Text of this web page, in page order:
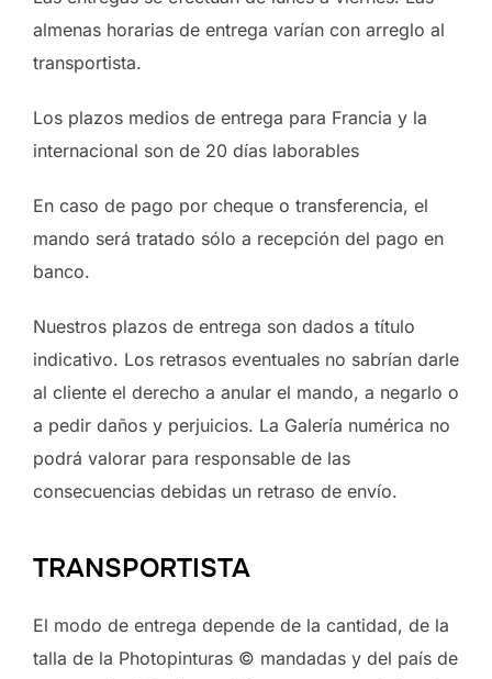
almenas horarias de entrega varían con arreglo al
transportista.
Los plazos medios de entrega para Francia y la
internacional son de 20 días laborables
En caso de pago por cheque o transferencia, el
mando será tratado sólo a recepción del pago en
banco.
Nuestros plazos de entrega son dados a título
indicativo. Los retrasos eventuales no sabrían darle
al cliente el derecho a anular el mando, a negarlo o
a pedir daños y perjuicios. La Galería numérica no
podrá valorar para responsable de las
consecuencias debidas un retraso de envío.
TRANSPORTISTA
El modo de entrega depende de la cantidad, de la
talla de la Photopinturas © mandadas y del país de